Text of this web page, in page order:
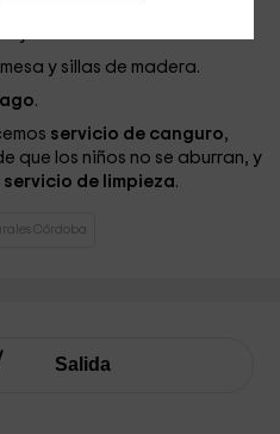
y sillas de madera.
lago.
servicio de canguro,
que los niños no se aburran, y
servicio de limpieza.
Córdoba